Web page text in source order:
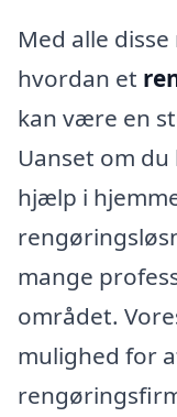
Med alle
hvordan et
kan være en
Uanset om
hjælp i
mange
området.
mulighed for